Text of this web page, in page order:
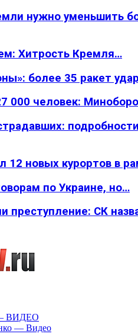
нужно уменьшить
Хитрость Кремля…
более 35 ракет
000 человек:
12 новых курортов в
по Украине, но…
преступление: СК
ВИДЕО
— Видео